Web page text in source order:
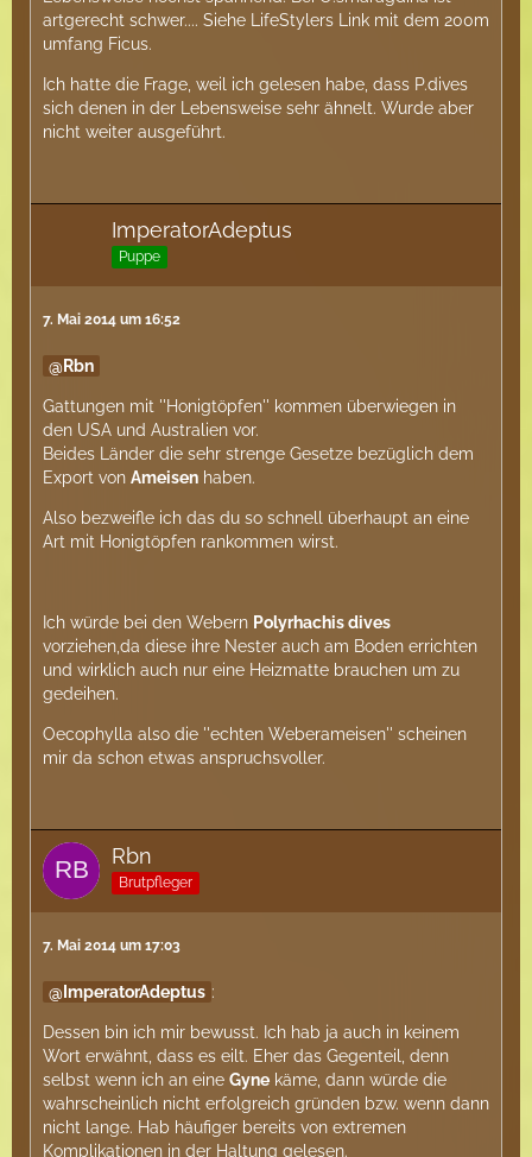
artgerecht schwer.... Siehe LifeStylers Link mit dem 200m
umfang Ficus.
Ich hatte die Frage, weil ich gelesen habe, dass P.dives
sich denen in der Lebensweise sehr ähnelt. Wurde aber
nicht weiter ausgeführt.
ImperatorAdeptus
Puppe
7. Mai 2014 um 16:52
Rbn
Gattungen mit ''Honigtöpfen'' kommen überwiegen in
den USA und Australien vor.
Beides Länder die sehr strenge Gesetze bezüglich dem
Export von Ameisen haben.
Also bezweifle ich das du so schnell überhaupt an eine
Art mit Honigtöpfen rankommen wirst.
Ich würde bei den Webern Polyrhachis dives
vorziehen,da diese ihre Nester auch am Boden errichten
und wirklich auch nur eine Heizmatte brauchen um zu
gedeihen.
Oecophylla also die ''echten Weberameisen'' scheinen
mir da schon etwas anspruchsvoller.
Rbn
Brutpfleger
7. Mai 2014 um 17:03
ImperatorAdeptus :
Dessen bin ich mir bewusst. Ich hab ja auch in keinem
Wort erwähnt, dass es eilt. Eher das Gegenteil, denn
selbst wenn ich an eine Gyne käme, dann würde die
wahrscheinlich nicht erfolgreich gründen bzw. wenn dann
nicht lange. Hab häufiger bereits von extremen
Komplikationen in der Haltung gelesen.